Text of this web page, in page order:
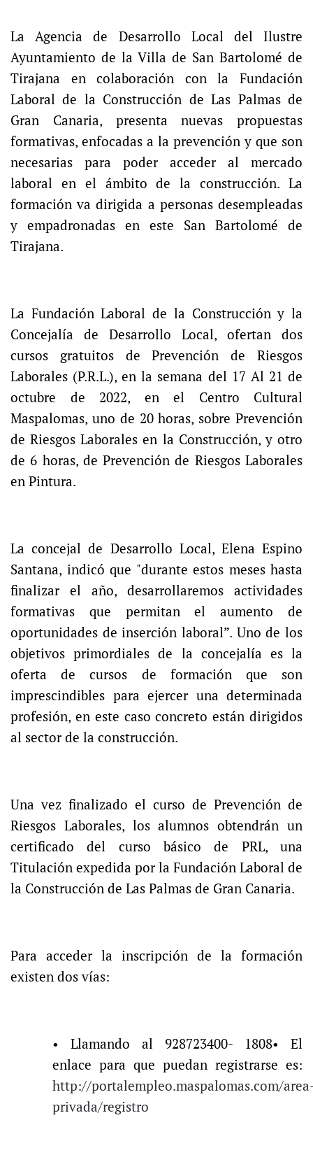
La Agencia de Desarrollo Local del Ilustre
Ayuntamiento de la Villa de San Bartolomé de
Tirajana en colaboración con la Fundación
Laboral de la Construcción de Las Palmas de
Gran Canaria, presenta nuevas propuestas
formativas, enfocadas a la prevención y que son
necesarias para poder acceder al mercado
laboral en el ámbito de la construcción. La
formación va dirigida a personas desempleadas
y empadronadas en este San Bartolomé de
Tirajana.
La Fundación Laboral de la Construcción y la
Concejalía de Desarrollo Local, ofertan dos
cursos gratuitos de Prevención de Riesgos
Laborales (P.R.L.), en la semana del 17 Al 21 de
octubre de 2022, en el Centro Cultural
Maspalomas, uno de 20 horas, sobre Prevención
de Riesgos Laborales en la Construcción, y otro
de 6 horas, de Prevención de Riesgos Laborales
en Pintura.
La concejal de Desarrollo Local, Elena Espino
Santana, indicó que "durante estos meses hasta
finalizar el año, desarrollaremos actividades
formativas que permitan el aumento de
oportunidades de inserción laboral”. Uno de los
objetivos primordiales de la concejalía es la
oferta de cursos de formación que son
imprescindibles para ejercer una determinada
profesión, en este caso concreto están dirigidos
al sector de la construcción.
Una vez finalizado el curso de Prevención de
Riesgos Laborales, los alumnos obtendrán un
certificado del curso básico de PRL, una
Titulación expedida por la Fundación Laboral de
la Construcción de Las Palmas de Gran Canaria.
Para acceder la inscripción de la formación
existen dos vías:
• Llamando al 928723400- 1808• El
enlace para que puedan registrarse es:
http://portalempleo.maspalomas.com/
privada/registro